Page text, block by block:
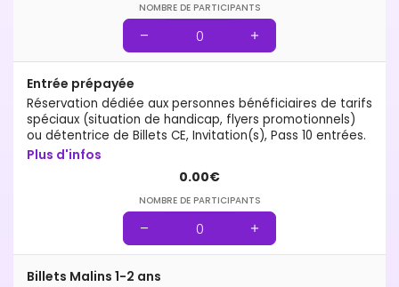
NOMBRE DE PARTICIPANTS
Entrée prépayée
Réservation dédiée aux personnes bénéficiaires de tarifs
spéciaux (situation de handicap, flyers promotionnels)
ou détentrice de Billets CE, Invitation(s), Pass 10 entrées.
Plus d'infos
0.00€
NOMBRE DE PARTICIPANTS
Billets Malins 1-2 ans